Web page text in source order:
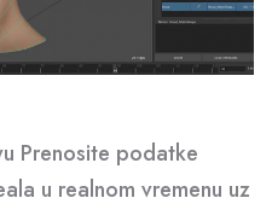
Prenosite podatke
u realnom vremenu uz